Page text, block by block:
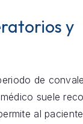
y
de
suele
al